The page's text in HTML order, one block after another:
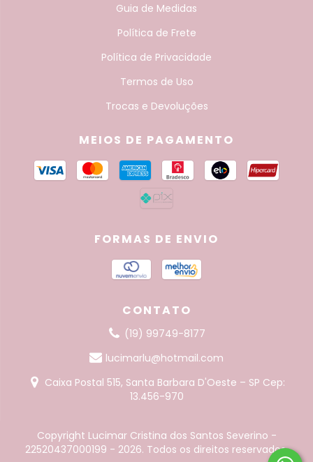
Guia de Medidas
Política de Frete
Política de Privacidade
Termos de Uso
Trocas e Devoluções
MEIOS DE PAGAMENTO
FORMAS DE ENVIO
CONTATO
(19) 99749-8177
lucimarlu@hotmail.com
Caixa Postal 515, Santa Barbara D'Oeste – SP Cep:
13.456-970
Copyright Lucimar Cristina dos Santos Severino -
22520437000199 - 2026. Todos os direitos reservados.